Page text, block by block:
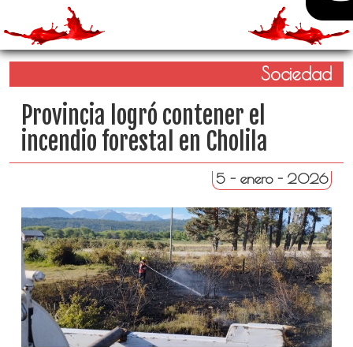
Sociedad
Provincia logró contener el
incendio forestal en Cholila
5 - enero - 2026